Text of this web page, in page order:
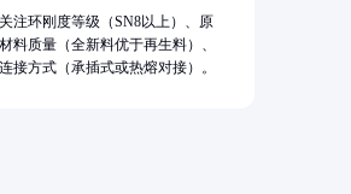
关注环刚度等级（SN8以上）、原
材料质量（全新料优于再生料）、
连接方式（承插式或热熔对接）。